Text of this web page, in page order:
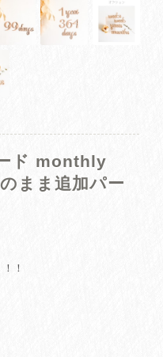
ド monthly
まま追加パー
！